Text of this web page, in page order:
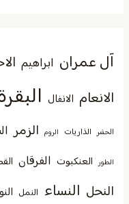
آل عمران ابراهيم
الانعام الانفال
الحشر الذاريات الروم الزمر
الطور العنكبوت الفرقان
النحل النساء النمل